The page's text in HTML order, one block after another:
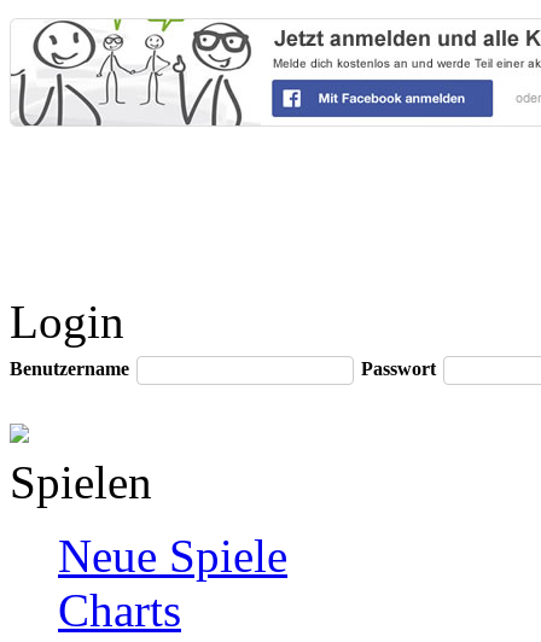
Login
Benutzername Passwort
Spielen
Neue Spiele
Charts